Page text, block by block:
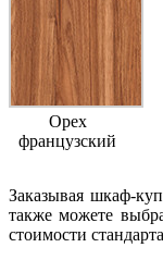
Орех
французский
Заказывая шкаф-
также можете
стоимости